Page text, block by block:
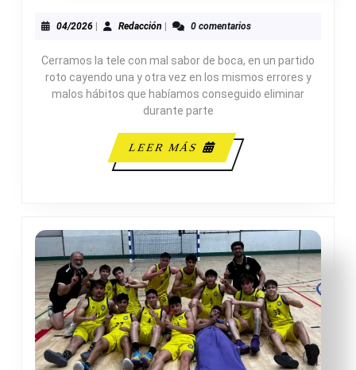
82-
JUNIOR
FEMENINO
04/202604/2026
| RedacciónRedacción
| 0 comentarios
Cerramos la tele con mal sabor de boca, en un partido
roto cayendo una y otra vez en los mismos errores y
malos hábitos que habíamos conseguido eliminar
durante parte
LEER MÁS
LEER
MÁS